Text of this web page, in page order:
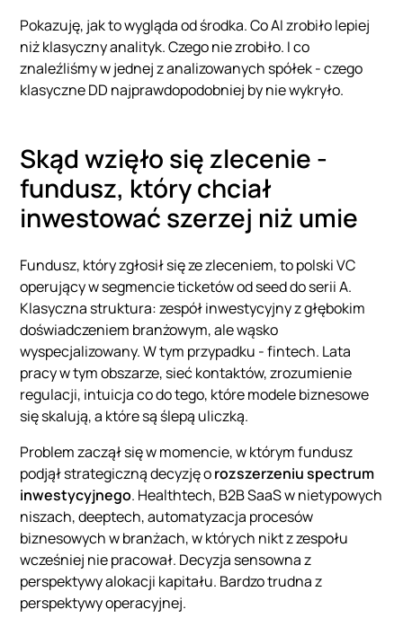
Pokazuję, jak to wygląda od środka. Co AI zrobiło lepiej
niż klasyczny analityk. Czego nie zrobiło. I co
znaleźliśmy w jednej z analizowanych spółek - czego
klasyczne DD najprawdopodobniej by nie wykryło.
Skąd wzięło się zlecenie -
fundusz, który chciał
inwestować szerzej niż umie
Fundusz, który zgłosił się ze zleceniem, to polski VC
operujący w segmencie ticketów od seed do serii A.
Klasyczna struktura: zespół inwestycyjny z głębokim
doświadczeniem branżowym, ale wąsko
wyspecjalizowany. W tym przypadku - fintech. Lata
pracy w tym obszarze, sieć kontaktów, zrozumienie
regulacji, intuicja co do tego, które modele biznesowe
się skalują, a które są ślepą uliczką.
Problem zaczął się w momencie, w którym fundusz
podjął strategiczną decyzję orozszerzeniu spectrum
inwestycyjnego. Healthtech, B2B SaaS w nietypowych
niszach, deeptech, automatyzacja procesów
biznesowych w branżach, w których nikt z zespołu
wcześniej nie pracował. Decyzja sensowna z
perspektywy alokacji kapitału. Bardzo trudna z
perspektywy operacyjnej.